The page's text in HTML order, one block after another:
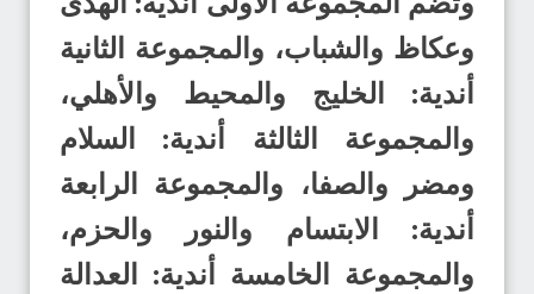
وعكاظ والشباب، والمجموعة الثانية
أندية: الخليج والمحيط والأهلي،
والمجموعة الثالثة أندية: السلام
ومضر والصفا، والمجموعة الرابعة
أندية: الابتسام والنور والحزم،
والمجموعة الخامسة أندية: العدالة